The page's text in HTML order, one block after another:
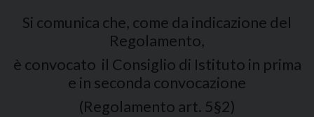
Si comunica che, come da indicazione del
Regolamento,
è convocato il Consiglio di Istituto in prima
e in seconda convocazione
(Regolamento art. 5§2)